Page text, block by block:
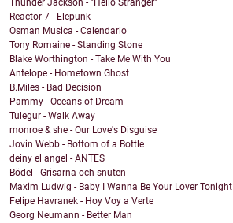
Thunder Jackson - "Hello Stranger"
Reactor-7 - Elepunk
Osman Musica - Calendario
Tony Romaine - Standing Stone
Blake Worthington - Take Me With You
Antelope - Hometown Ghost
B.Miles - Bad Decision
Pammy - Oceans of Dream
Tulegur - Walk Away
monroe & she - Our Love's Disguise
Jovin Webb - Bottom of a Bottle
deiny el angel - ANTES
Bödel - Grisarna och snuten
Maxim Ludwig - Baby I Wanna Be Your Lover Tonight
Felipe Havranek - Hoy Voy a Verte
Georg Neumann - Better Man